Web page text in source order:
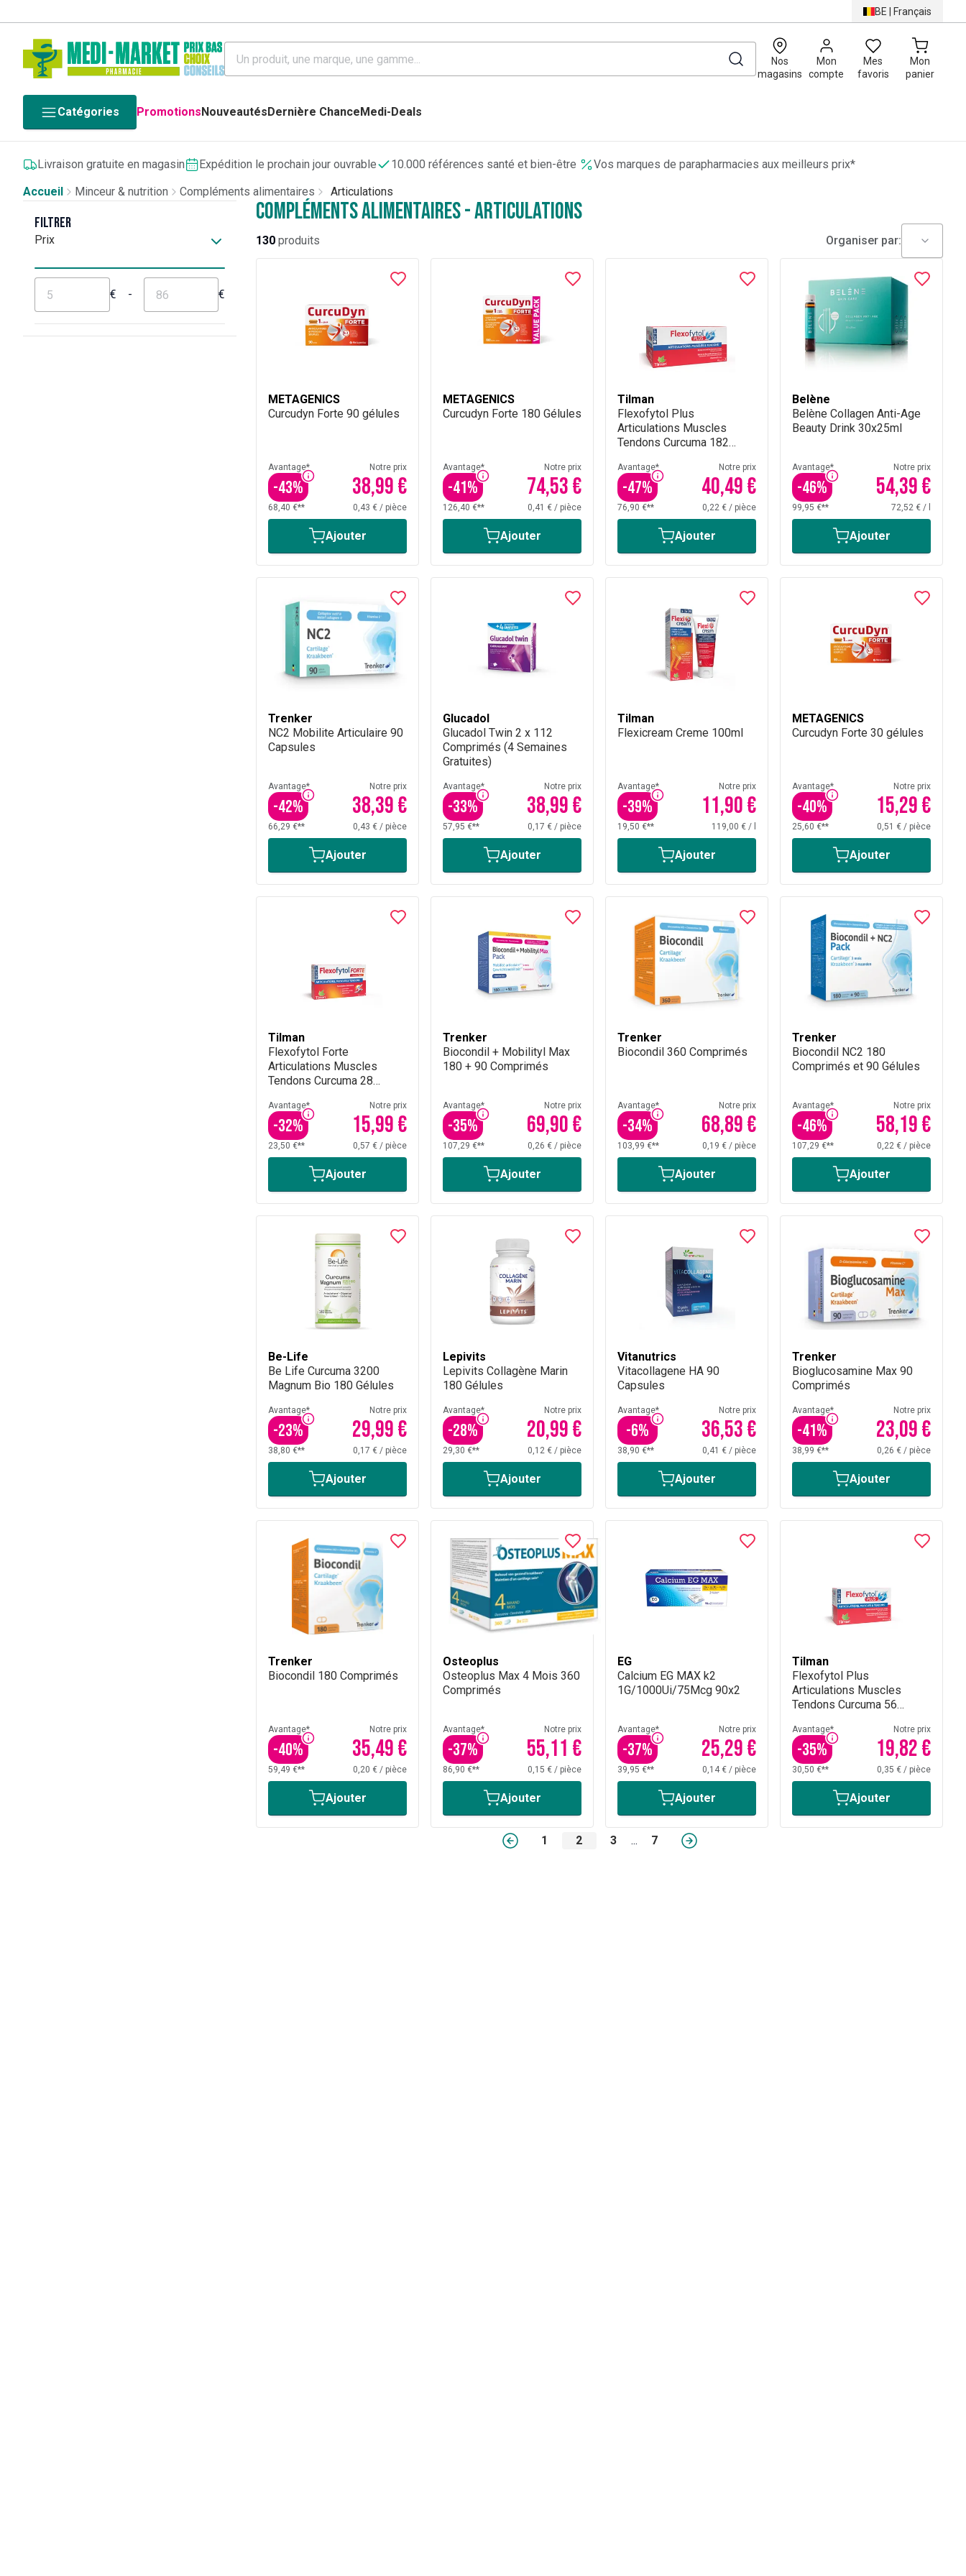
BE | Français
Nos
magasins
Mon
compte
Mes
favoris
Mon
panier
0
Catégories PromotionsNouveautésDernière ChanceMedi-Deals
Livraison gratuite en magasin Expédition le prochain jour ouvrable 10.000 références santé et bien-être
Vos marques de parapharmacies aux meilleurs prix*
Accueil
Minceur & nutrition Compléments alimentaires Articulations
Filtrer
Prix
€ - €
Compléments alimentaires - Articulations
130 produits Organiser par:
METAGENICS
Curcudyn Forte 90 gélules
Avantage*
-43%
Notre prix
38,99 €
68,40 €** 0,43 € / pièce
Ajouter
METAGENICS
Curcudyn Forte 180 Gélules
Avantage*
-41%
Notre prix
74,53 €
126,40 €** 0,41 € / pièce
Ajouter
Tilman
Flexofytol Plus
Articulations Muscles
Tendons Curcuma 182
Avantage*
-47%
Notre prix
40,49 €
76,90 €** 0,22 € / pièce
Ajouter
Belène
Belène Collagen Anti-Age
Beauty Drink 30x25ml
Avantage*
-46%
Notre prix
54,39 €
99,95 €** 72,52 € /
Ajouter
Trenker
NC2 Mobilite Articulaire 90
Capsules
Avantage*
-42%
Notre prix
38,39 €
66,29 €** 0,43 € / pièce
Ajouter
Glucadol
Glucadol Twin 2 x 112
Comprimés (4 Semaines
Gratuites)
Avantage*
-33%
Notre prix
38,99 €
57,95 €** 0,17 € / pièce
Ajouter
Tilman
Flexicream Creme 100ml
Avantage*
-39%
Notre prix
11,90 €
19,50 €** 119,00 € /
Ajouter
METAGENICS
Curcudyn Forte 30 gélules
Avantage*
-40%
Notre prix
15,29 €
25,60 €** 0,51 € / pièce
Ajouter
Tilman
Flexofytol Forte
Articulations Muscles
Tendons Curcuma 28
Avantage*
-32%
Notre prix
15,99 €
23,50 €** 0,57 € / pièce
Ajouter
Trenker
Biocondil + Mobilityl Max
180 + 90 Comprimés
Avantage*
-35%
Notre prix
69,90 €
107,29 €** 0,26 € / pièce
Ajouter
Trenker
Biocondil 360 Comprimés
Avantage*
-34%
Notre prix
68,89 €
103,99 €** 0,19 € / pièce
Ajouter
Trenker
Biocondil NC2 180
Comprimés et 90 Gélules
Avantage*
-46%
Notre prix
58,19 €
107,29 €** 0,22 € / pièce
Ajouter
Be-Life
Be Life Curcuma 3200
Magnum Bio 180 Gélules
Avantage*
-23%
Notre prix
29,99 €
38,80 €** 0,17 € / pièce
Ajouter
Lepivits
Lepivits Collagène Marin
180 Gélules
Avantage*
-28%
Notre prix
20,99 €
29,30 €** 0,12 € / pièce
Ajouter
Vitanutrics
Vitacollagene HA 90
Capsules
Avantage*
-6%
Notre prix
36,53 €
38,90 €** 0,41 € / pièce
Ajouter
Trenker
Bioglucosamine Max 90
Comprimés
Avantage*
-41%
Notre prix
23,09 €
38,99 €** 0,26 € / pièce
Ajouter
Trenker
Biocondil 180 Comprimés
Avantage*
-40%
Notre prix
35,49 €
59,49 €** 0,20 € / pièce
Ajouter
Osteoplus
Osteoplus Max 4 Mois 360
Comprimés
Avantage*
-37%
Notre prix
55,11 €
86,90 €** 0,15 € / pièce
Ajouter
EG
Calcium EG MAX k2
1G/1000Ui/75Mcg 90x2
Avantage*
-37%
Notre prix
25,29 €
39,95 €** 0,14 € / pièce
Ajouter
Tilman
Flexofytol Plus
Articulations Muscles
Tendons Curcuma 56
Avantage*
-35%
Notre prix
19,82 €
30,50 €** 0,35 € / pièce
Ajouter
1 2 3 ... 7